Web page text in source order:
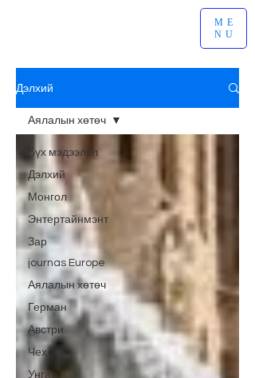
ME
NU
Дэлхий
Бүх мэдээлэл
Дэлхий
Монгол
Энтертайнмэнт
Зар
journas Europe
Аялалын хөтөч
Герман
Австри
Чех
Унгар
Аялалын хөтөч